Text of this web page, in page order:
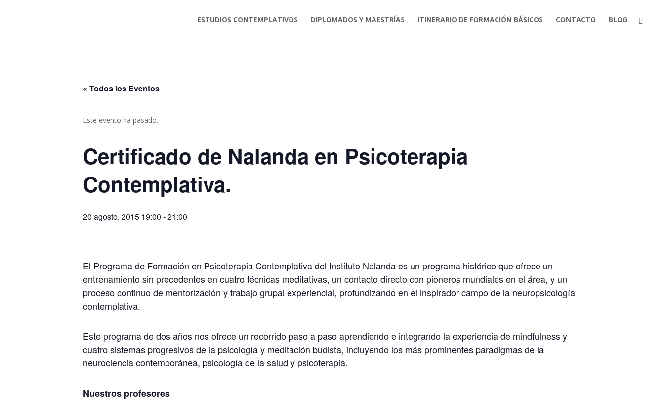
ESTUDIOS CONTEMPLATIVOS DIPLOMADOS Y MAESTRÍAS ITINERARIO DE FORMACIÓN BÁSICOS CONTACTO BLOG
« Todos los Eventos
Este evento ha pasado.
Certificado de Nalanda en Psicoterapia
Contemplativa.
20 agosto, 2015 19:00 -21:00
El Programa de Formación en Psicoterapia Contemplativa del Instituto Nalanda es un programa histórico que ofrece un
entrenamiento sin precedentes en cuatro técnicas meditativas, un contacto directo con pioneros mundiales en el área, y un
proceso continuo de mentorización y trabajo grupal experiencial, profundizando en el inspirador campo de la neuropsicología
contemplativa.
Este programa de dos años nos ofrece un recorrido paso a paso aprendiendo e integrando la experiencia de mindfulness y
cuatro sistemas progresivos de la psicología y meditación budista, incluyendo los más prominentes paradigmas de la
neurociencia contemporánea, psicología de la salud y psicoterapia.
Nuestros profesores